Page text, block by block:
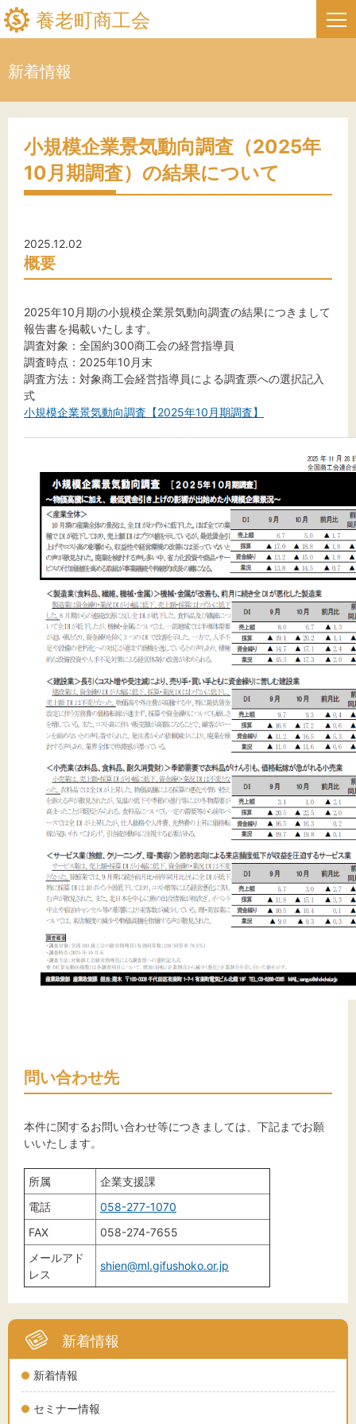
養老町商工会
事業者・創業者の方へ
お問い合わせ
文字サイズ
背景色
黒 白 黄
新着情報
新着情報
新着情報
セミナー情報
小規模企業景気動向調査（2025年
10月期調査）の結果について
2025.12.02
概要
2025年10月期の小規模企業景気動向調査の結果につきまして
報告書を掲載いたします。
調査対象：全国約300商工会の経営指導員
調査時点：2025年10月末
調査方法：対象商工会経営指導員による調査票への選択記入
式
小規模企業景気動向調査【2025年10月期調査】
問い合わせ先
本件に関するお問い合わせ等につきましては、下記までお願
いいたします。
所属
企業支援課
電話
058-277-1070
FAX
058-274-7655
メールアド
レス
shien@ml.gifushoko.or.jp